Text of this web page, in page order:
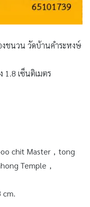
ชนวน วัดบ้านคำระหงษ์
1.8 เซ็นติเมตร
chit Master，tong
Temple，
cm.